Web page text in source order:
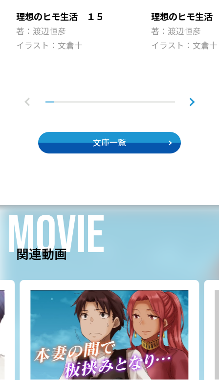
理想のヒモ生活 １５
著：渡辺恒彦
イラスト：文倉十
理想のヒモ生
著：渡辺恒彦
イラスト：文倉十
文庫一覧
MOVIE
関連動画